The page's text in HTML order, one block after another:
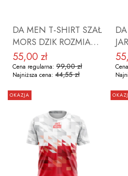
DA MEN T-SHIRT SZAŁ
MORS DZIK ROZMIAR
2XL
Cena promocyjna
55,00 zł
Cena regularna: 99,00 zł
Najniższa cena: 44,55 zł
DO KOSZYKA
2XL
OKAZJA